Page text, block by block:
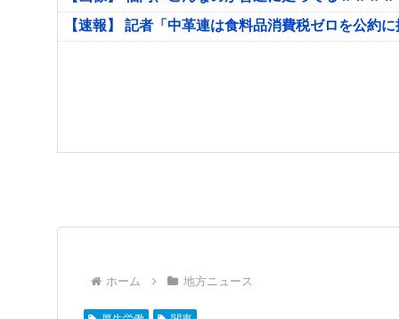
【速報】 記者「中革連は食料品消費税ゼロを公約
ホーム 地方ニュース